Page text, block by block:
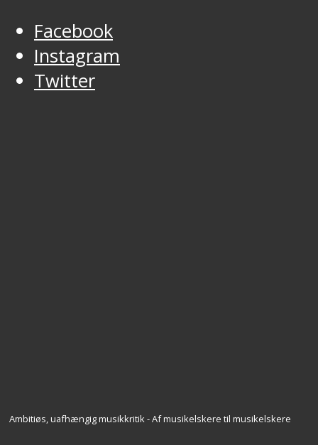
Facebook
Instagram
Twitter
Ambitiøs, uafhængig musikkritik - Af musikelskere til musikelskere